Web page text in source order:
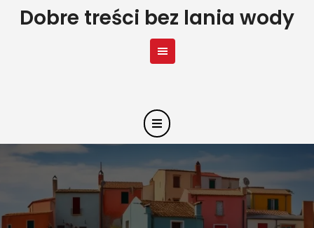
SkipDobre treści bez lania wody